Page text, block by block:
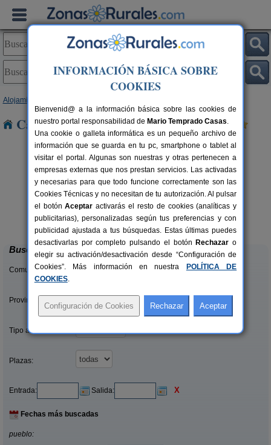
Alojamientos
Casas Rurales cerca de Bercial
10-20+3 pers.
desde55 €
Caserío Las Cañadas
Muñopedro (Segovia)
Buscar
Comunidades:
Provincias/Islas:
Tipo alquiler:
Plazas:
Entrada: Salida: X
Fechas más buscadas
pueblo:
INFORMACIÓN BÁSICA SOBRE
COOKIES
Bienvenid@ a la información básica sobre las cookies de
nuestro portal responsabilidad de Mario Temprado Casas.
Una cookie o galleta informática es un pequeño archivo de
información que se guarda en tu pc, smartphone o tablet al
visitar el portal. Algunas son nuestras y otras pertenecen a
empresas externas que nos prestan servicios. Las activadas
y necesarias para que todo funcione correctamente son las
Cookies Técnicas y no necesitan de tu autorización. Al pulsar
el botónAceptar activarás el resto de cookies (analíticas y
publicitarias), personalizadas según tus preferencias y con
publicidad ajustada a tus búsquedas. Estas últimas puedes
desactivarlas por completo pulsando el botón Rechazar o
elegir su activación/desactivación desde “Configuración de
Cookies”. Más información en nuestra
POLÍTICA DE
COOKIES.